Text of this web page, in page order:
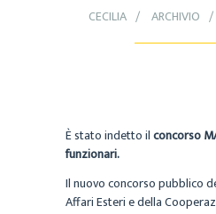
CECILIA ARCHIVIO
È stato indetto ilconcorso
funzionari.
Il nuovo concorso pubblico
Affari Esteri e della